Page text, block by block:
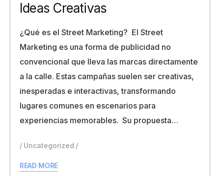
Ideas Creativas
¿Qué es el Street Marketing? El Street
Marketing es una forma de publicidad no
convencional que lleva las marcas directamente
a la calle. Estas campañas suelen ser creativas,
inesperadas e interactivas, transformando
lugares comunes en escenarios para
experiencias memorables. Su propuesta…
Uncategorized
READ MORE